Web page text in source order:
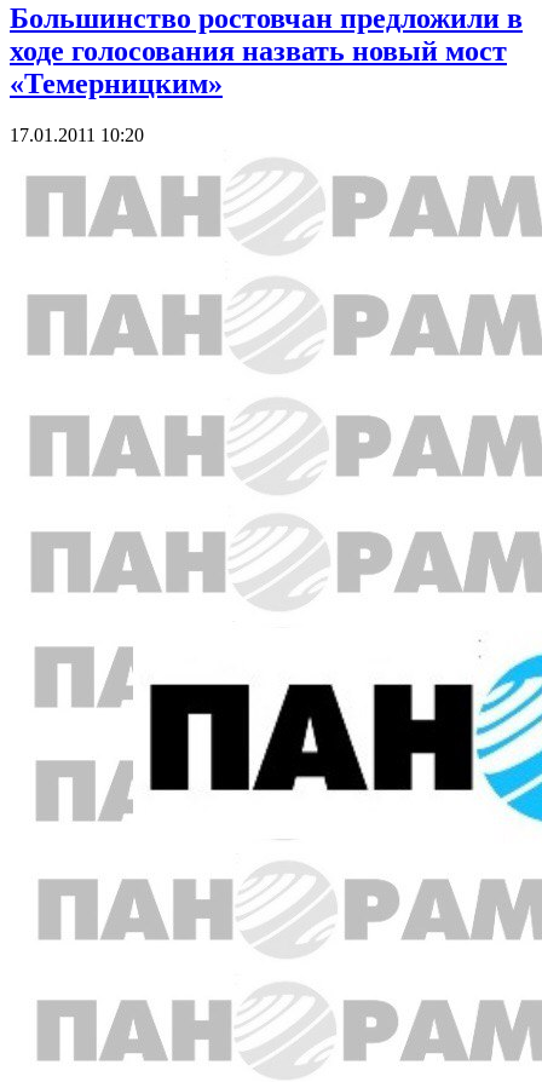
Большинство ростовчан предложили в
ходе голосования назвать новый мост
«Темерницким»
17.01.2011 10:20